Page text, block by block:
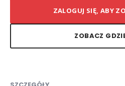
ZALOGUJ SIĘ, ABY
ZOBACZ